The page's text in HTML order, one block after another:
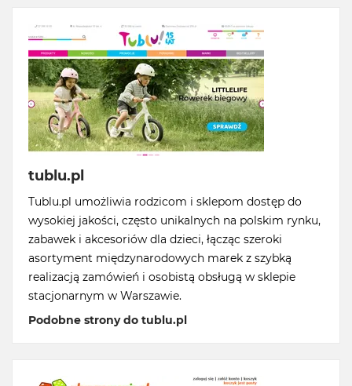
tublu.pl
Tublu.pl umożliwia rodzicom i sklepom dostęp do
wysokiej jakości, często unikalnych na polskim rynku,
zabawek i akcesoriów dla dzieci, łącząc szeroki
asortyment międzynarodowych marek z szybką
realizacją zamówień i osobistą obsługą w sklepie
stacjonarnym w Warszawie.
Podobne strony do tublu.pl